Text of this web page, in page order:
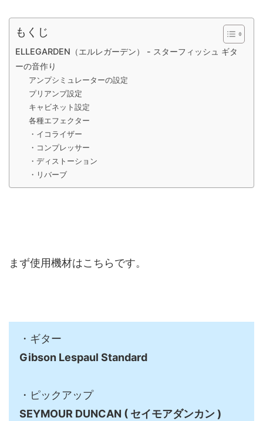
もくじ
ELLEGARDEN（エルレガーデン） - スターフィッシュ ギタ
ーの音作り
アンプシミュレーターの設定
プリアンプ設定
キャビネット設定
各種エフェクター
・イコライザー
・コンプレッサー
・ディストーション
・リバーブ
まず使用機材はこちらです。
・ギター
Gibson Lespaul Standard
・ピックアップ
SEYMOUR DUNCAN ( セイモアダンカン )